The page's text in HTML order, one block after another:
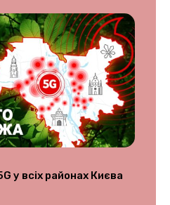
у всіх районах Києва